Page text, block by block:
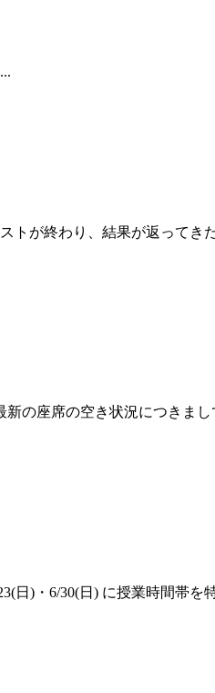
トが終わり、結果が返ってき
の座席の空き状況につきま
日)・6/30(日) に授業時間帯を